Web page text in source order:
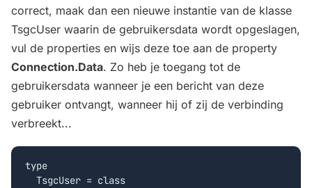
correct, maak dan een nieuwe instantie van de klasse
TsgcUser waarin de gebruikersdata wordt opgeslagen,
vul de properties en wijs deze toe aan de property
Connection.Data. Zo heb je toegang tot de
gebruikersdata wanneer je een bericht van deze
gebruiker ontvangt, wanneer hij of zij de verbinding
verbreekt...
type
  TsgcUser = class